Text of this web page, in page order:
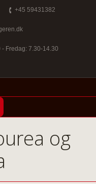
+45 59431382
Fredag: 7.30-14.30
og